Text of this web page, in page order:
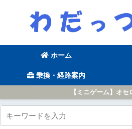
ホーム
乗換・経路案内
【ミニゲーム】オセ